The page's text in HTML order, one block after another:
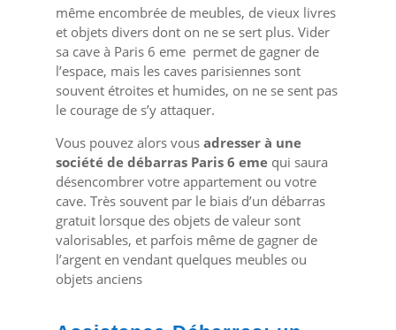
même encombrée de meubles, de vieux livres
et objets divers dont on ne se sert plus. Vider
sa cave à Paris 6 eme permet de gagner de
l’espace, mais les caves parisiennes sont
souvent étroites et humides, on ne se sent pas
le courage de s’y attaquer.
Vous pouvez alors vous adresser à une
société de débarras Paris 6 emequi saura
désencombrer votre appartement ou votre
cave. Très souvent par le biais d’un débarras
gratuit lorsque des objets de valeur sont
valorisables, et parfois même de gagner de
l’argent en vendant quelques meubles ou
objets anciens